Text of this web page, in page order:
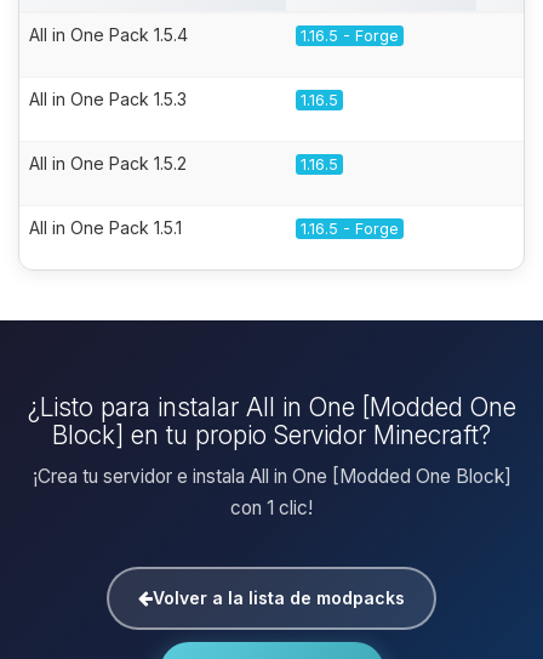
All in One Pack 1.5.4 1.16.5 - Forge
All in One Pack 1.5.3 1.16.5
All in One Pack 1.5.2 1.16.5
All in One Pack 1.5.1 1.16.5 - Forge
¿Listo para instalar All in One [Modded One
Block] en tu propio Servidor Minecraft?
¡Crea tu servidor e instala All in One [Modded One Block]
con 1 clic!
Volver a la lista de modpacks